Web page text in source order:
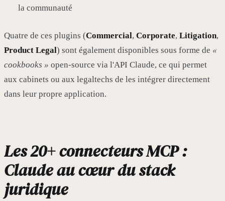
la communauté
Quatre de ces plugins (Commercial, Corporate, Litigation,
Product Legal) sont également disponibles sous forme de «
cookbooks » open-source via l'API Claude, ce qui permet
aux cabinets ou aux legaltechs de les intégrer directement
dans leur propre application.
Les 20+ connecteurs MCP :
Claude au cœur du stack
juridique